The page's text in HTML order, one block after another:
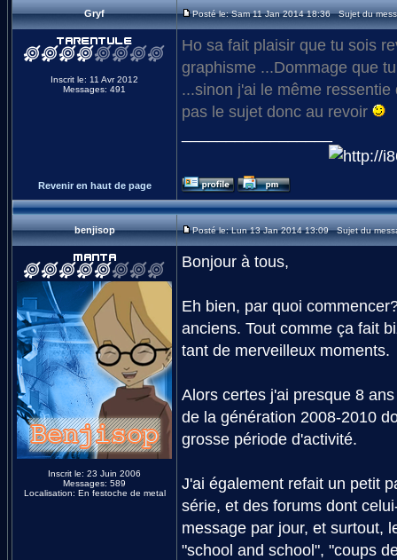
Gryf Posté le: Sam 11 Jan 2014 18:36 Sujet du
Inscrit le: 11 Avr 2012
Messages: 491
Ho sa fait plaisir que tu sois
graphisme ...Dommage que
...sinon j'ai le même
pas le sujet donc au revoir
Revenir en haut de page
benjisop Posté le: Lun 13 Jan 2014 13:09 Sujet du
Inscrit le: 23 Juin 2006
Messages: 589
Localisation: En festoche de metal
Bonjour à tous,
Eh bien, par quoi
anciens. Tout comme ça fait
tant de merveilleux moments.
Alors certes j'ai presque 8
de la génération 2008-2010
grosse période d'activité.
J'ai également refait un petit
série, et des forums dont
message par jour, et surtout,
"school and school", "coups